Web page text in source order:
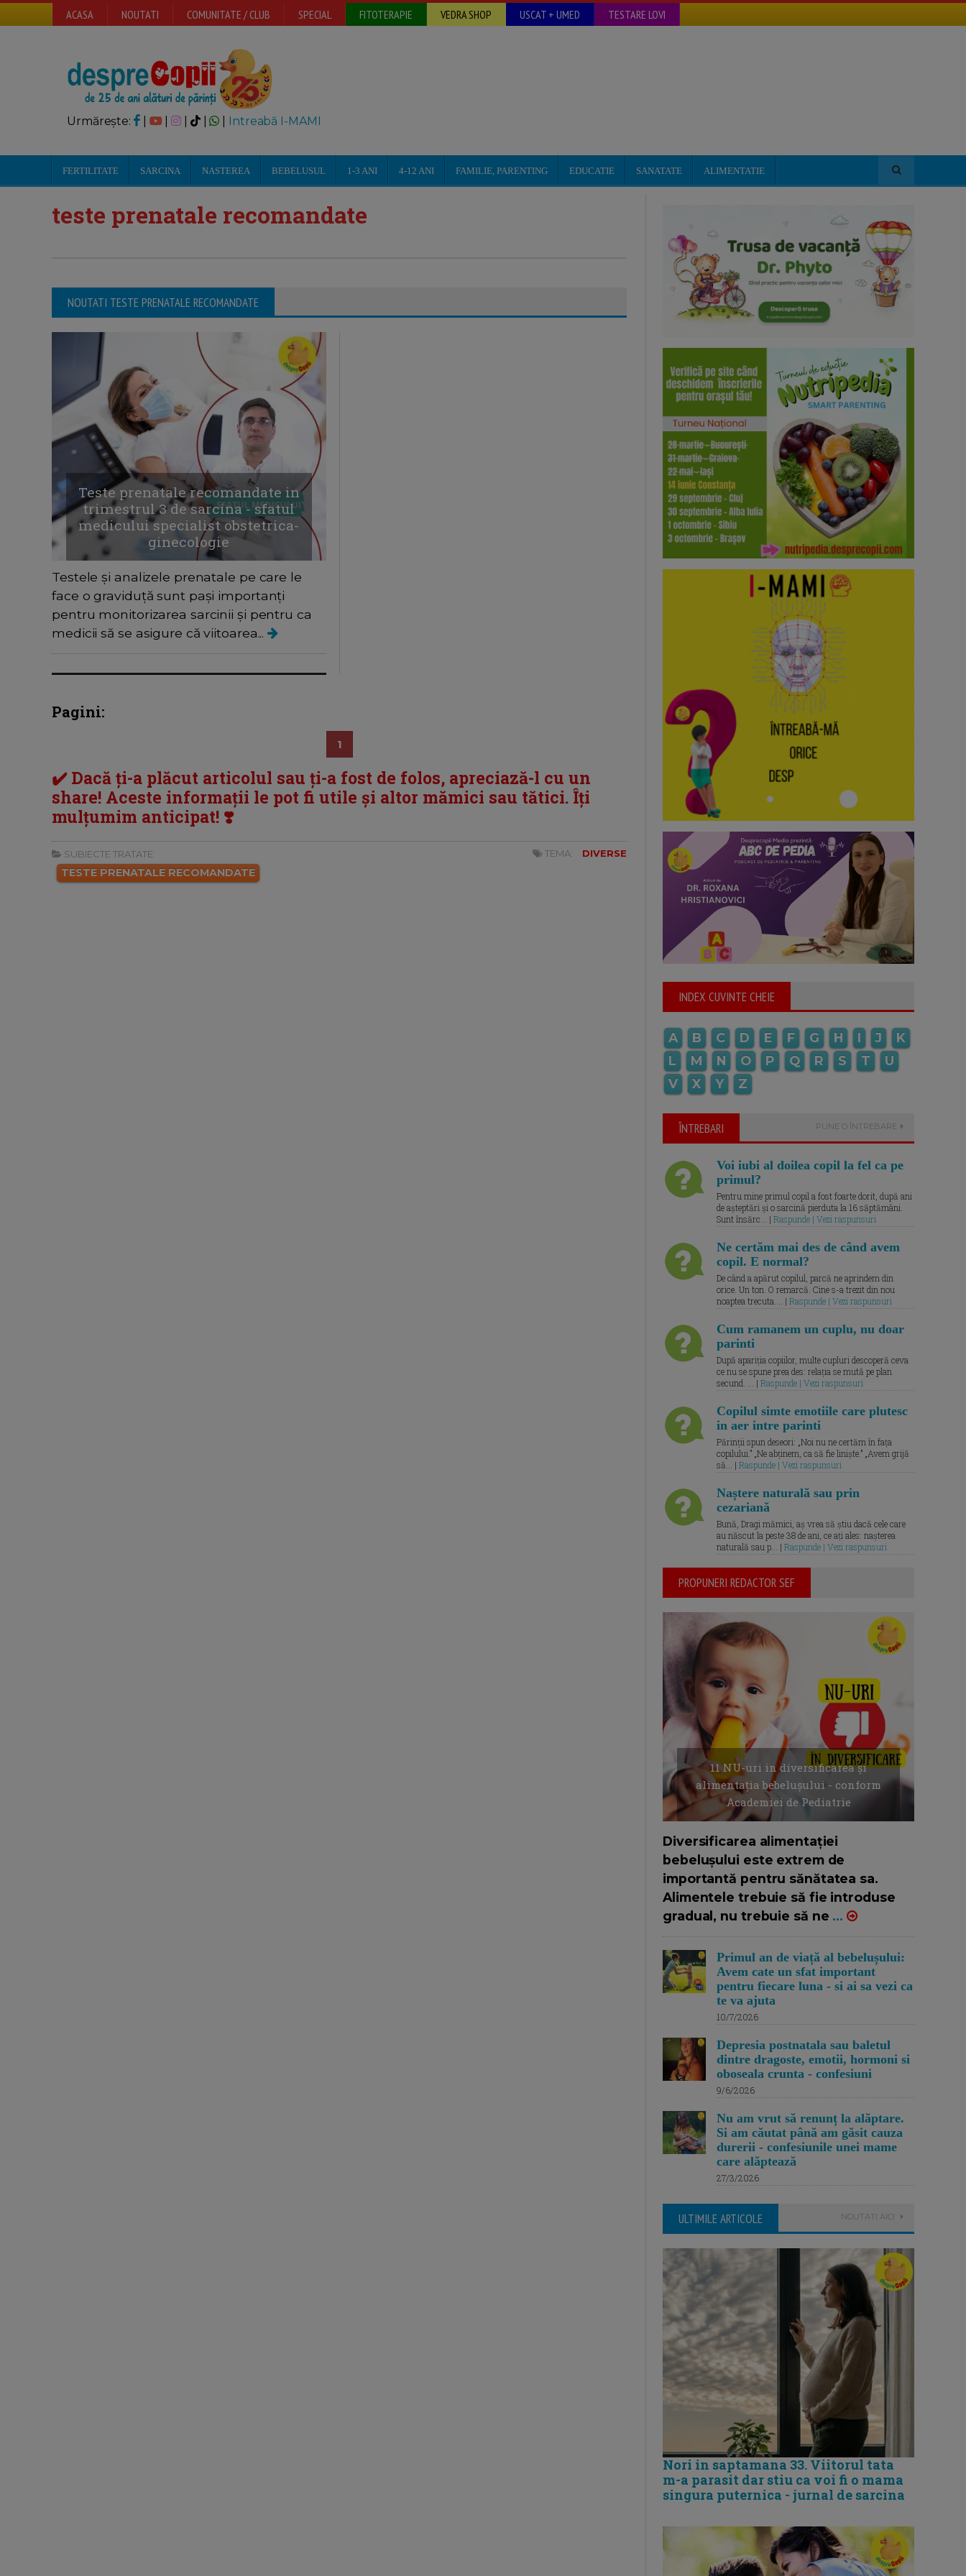
ACASA NOUTATI COMUNITATE / CLUB SPECIAL FITOTERAPIE VEDRA SHOP USCAT + UMED TESTARE LOVI
Urmărește: | | Intreabă I-MAMI
FERTILITATE SARCINA NASTEREA BEBELUSUL 1-3 ANI 4-12 ANI FAMILIE, PARENTING EDUCATIE SANATATE ALIMENTATIE
teste prenatale recomandate
NOUTATI TESTE PRENATALE RECOMANDATE
Teste prenatale recomandate in
trimestrul 3 de sarcina - sfatul
medicului specialist obstetrica-
ginecologie
Testele și analizele prenatale pe care le
face o graviduță sunt pași importanți
pentru monitorizarea sarcinii și pentru ca
medicii să se asigure că viitoarea...
Pagini:
1
✔️ Dacă ți-a plăcut articolul sau ți-a fost de folos, apreciază-l cu un
share! Aceste informații le pot fi utile și altor mămici sau tătici. Îți
mulțumim anticipat! ❣️
SUBIECTE TRATATE:
TESTE PRENATALE RECOMANDATE
TEMA: DIVERSE
INDEX CUVINTE CHEIE
A B C D E F G H I J
K
L
M N O P Q R S T
U
V
X Y Z
ÎNTREBARI PUNE O ÎNTREBARE
Voi iubi al doilea copil la fel ca pe
primul?
Pentru mine primul copil a fost foarte dorit, după ani
de așteptări și o sarcină pierduta la 16 săptămâni.
Sunt însărc... | Raspunde | Vezi raspunsuri
Ne certăm mai des de când avem
copil. E normal?
De când a apărut copilul, parcă ne aprindem din
orice. Un ton. O remarcă. Cine s-a trezit din nou
noaptea trecuta.... | Raspunde | Vezi raspunsuri
Cum ramanem un cuplu, nu doar
parinti
După apariția copiilor, multe cupluri descoperă ceva
ce nu se spune prea des: relația se mută pe plan
secund. ... | Raspunde | Vezi raspunsuri
Copilul simte emotiile care plutesc
in aer intre parinti
Părinții spun deseori: „Noi nu ne certăm în fața
copilului.” „Ne abținem, ca să fie liniște.” „Avem grijă
să... | Raspunde | Vezi raspunsuri
Naștere naturală sau prin
cezariană
Bună, Dragi mămici, aș vrea să știu dacă cele care
au născut la peste 38 de ani, ce ați ales: nașterea
naturală sau p... | Raspunde | Vezi raspunsuri
PROPUNERI REDACTOR SEF
11 NU-uri in diversificarea și
alimentația bebelușului - conform
Academiei de Pediatrie
Diversificarea alimentației
bebelușului este extrem de
importantă pentru sănătatea sa.
Alimentele trebuie să fie introduse
gradual, nu trebuie să ne ...
Primul an de viață al bebelușului:
Avem cate un sfat important
pentru fiecare luna - si ai sa vezi ca
te va ajuta
10/7/2026
Depresia postnatala sau baletul
dintre dragoste, emotii, hormoni si
oboseala crunta - confesiuni
9/6/2026
Nu am vrut să renunț la alăptare.
Si am căutat până am găsit cauza
durerii - confesiunile unei mame
care alăptează
27/3/2026
ULTIMILE ARTICOLE NOUTATI AICI
Nori in saptamana 33. Viitorul tata
m-a parasit dar stiu ca voi fi o mama
singura puternica - jurnal de sarcina